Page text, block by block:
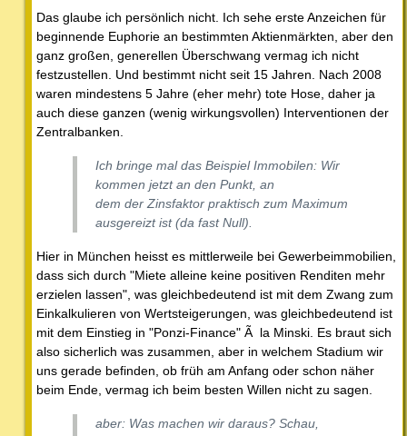
Das glaube ich persönlich nicht. Ich sehe erste Anzeichen für
beginnende Euphorie an bestimmten Aktienmärkten, aber den
ganz großen, generellen Überschwang vermag ich nicht
festzustellen. Und bestimmt nicht seit 15 Jahren. Nach 2008
waren mindestens 5 Jahre (eher mehr) tote Hose, daher ja
auch diese ganzen (wenig wirkungsvollen) Interventionen der
Zentralbanken.
Ich bringe mal das Beispiel Immobilen: Wir
kommen jetzt an den Punkt, an
dem der Zinsfaktor praktisch zum Maximum
ausgereizt ist (da fast Null).
Hier in München heisst es mittlerweile bei Gewerbeimmobilien,
dass sich durch "Miete alleine keine positiven Renditen mehr
erzielen lassen", was gleichbedeutend ist mit dem Zwang zum
Einkalkulieren von Wertsteigerungen, was gleichbedeutend ist
mit dem Einstieg in "Ponzi-Finance" Ã la Minski. Es braut sich
also sicherlich was zusammen, aber in welchem Stadium wir
uns gerade befinden, ob früh am Anfang oder schon näher
beim Ende, vermag ich beim besten Willen nicht zu sagen.
aber: Was machen wir daraus? Schau,